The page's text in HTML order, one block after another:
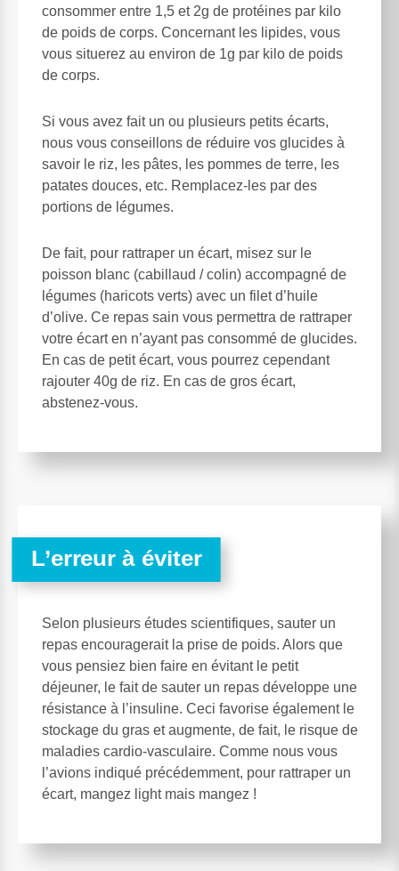
consommer entre 1,5 et 2g de protéines par kilo
de poids de corps. Concernant les lipides, vous
vous situerez au environ de 1g par kilo de poids
de corps.
Si vous avez fait un ou plusieurs petits écarts,
nous vous conseillons de réduire vos glucides à
savoir le riz, les pâtes, les pommes de terre, les
patates douces, etc. Remplacez-les par des
portions de légumes.
De fait, pour rattraper un écart, misez sur le
poisson blanc (cabillaud / colin) accompagné de
légumes (haricots verts) avec un filet d’huile
d’olive. Ce repas sain vous permettra de rattraper
votre écart en n’ayant pas consommé de glucides.
En cas de petit écart, vous pourrez cependant
rajouter 40g de riz. En cas de gros écart,
abstenez-vous.
L’erreur à éviter
Selon plusieurs études scientifiques, sauter un
repas encouragerait la prise de poids. Alors que
vous pensiez bien faire en évitant le petit
déjeuner, le fait de sauter un repas développe une
résistance à l’insuline. Ceci favorise également le
stockage du gras et augmente, de fait, le risque de
maladies cardio-vasculaire. Comme nous vous
l’avions indiqué précédemment, pour rattraper un
écart, mangez light mais mangez !